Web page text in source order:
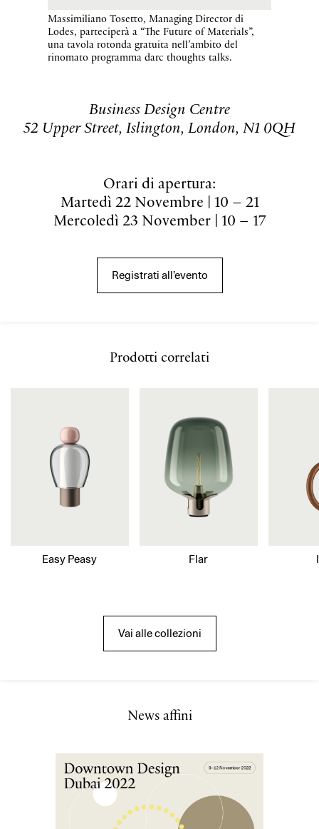
Massimiliano Tosetto, Managing Director di
Lodes, parteciperà a “The Future of Materials”,
una tavola rotonda gratuita nell’ambito del
rinomato programma darc thoughts talks.
Business Design Centre
52 Upper Street, Islington, London, N1 0QH
Orari di apertura:
Martedì 22 Novembre | 10 – 21
Mercoledì 23 November | 10 – 17
Registrati all’evento
Prodotti correlati
Easy Peasy Flar
Vai alle collezioni
News affini